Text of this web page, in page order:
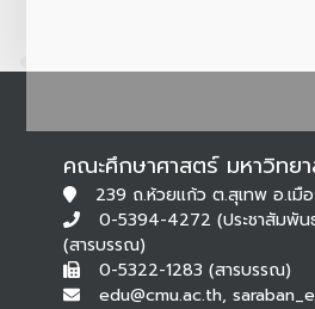
คณะศึกษาศาสตร์ มหาวิทยา
239 ถ.ห้วยแก้ว ต.สุเทพ อ.เมื
0-5394-4272 (ประชาสัมพั
(สารบรรณ)
0-5322-1283 (สารบรรณ)
edu@cmu.ac.th,